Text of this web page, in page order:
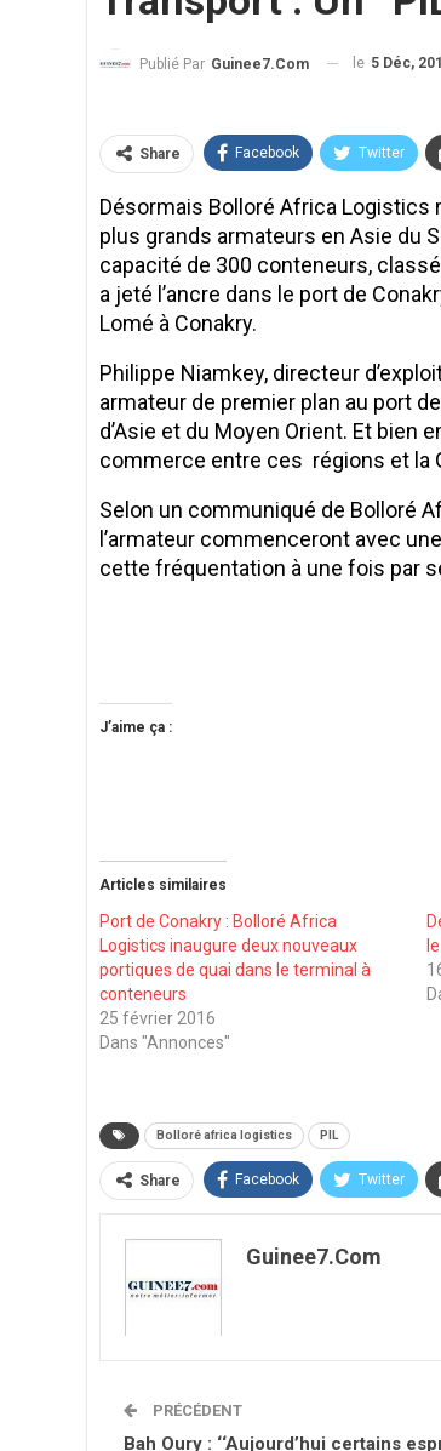
Publié Par Guinee7.com le 5 Déc,
Share Facebook Twitter
Désormais Bolloré Africa Logistics
plus grands armateurs en Asie du
capacité de 300 conteneurs,
a jeté l’ancre dans le port de
Lomé à Conakry.
Philippe Niamkey, directeur
armateur de premier plan au port
d’Asie et du Moyen Orient. Et
commerce entre ces régions et la
Selon un communiqué de Bolloré
l’armateur commenceront avec
cette fréquentation à une fois par
J’aime ça :
Articles similaires
Port de Conakry : Bolloré Africa
Logistics inaugure deux nouveaux
portiques de quai dans le terminal à
conteneurs
25 février 2016
Dans "Annonces"
Bolloré africa logistics PIL
Share Facebook Twitter
Guinee7.com
PRÉCÉDENT
Bah Oury : ‘‘Aujourd’hui certains